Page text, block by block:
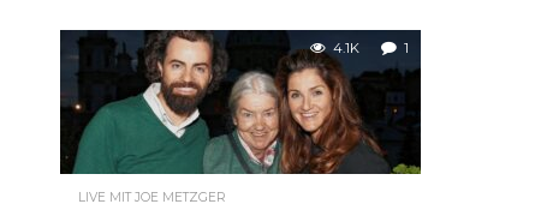
4.1K 1
LIVE MIT JOE METZGER